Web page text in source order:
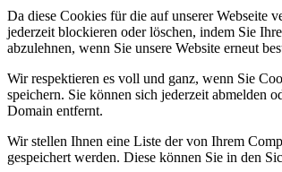
Da diese Cookies für die auf unserer Webseite
jederzeit blockieren oder löschen, indem Sie
abzulehnen, wenn Sie unsere Website erneut
Wir respektieren es voll und ganz, wenn Sie
speichern. Sie können sich jederzeit abmelden
Domain entfernt.
Wir stellen Ihnen eine Liste der von Ihrem
gespeichert werden. Diese können Sie in den